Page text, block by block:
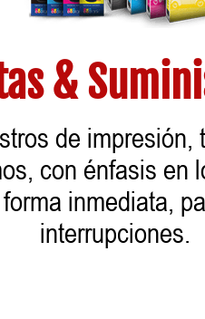
&
de
con énfasis
inmediata,
interrupciones.